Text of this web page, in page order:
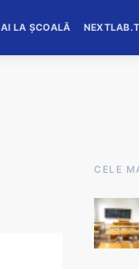
AI LA ȘCOALĂ
CELE